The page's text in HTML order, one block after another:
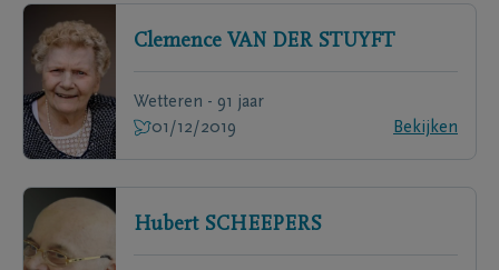
Clemence VAN DER STUYFT
Wetteren - 91 jaar
01/12/2019
Bekijken
Hubert SCHEEPERS